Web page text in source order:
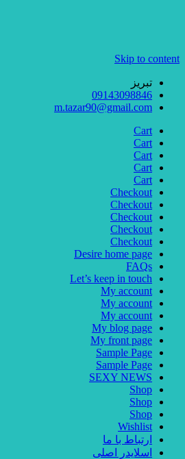
Skip to content
تبریز
09143098846
m.tazar90@gmail.com
Cart
Cart
Cart
Cart
Cart
Checkout
Checkout
Checkout
Checkout
Checkout
Desire home page
FAQs
Let’s keep in touch
My account
My account
My account
My blog page
My front page
Sample Page
Sample Page
SEXY NEWS
Shop
Shop
Shop
Wishlist
ارتباط با ما
اسلایدر اصلی